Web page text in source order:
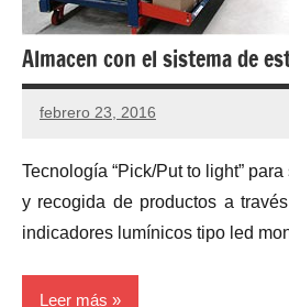
Almacen con el sistema de
febrero 23, 2016
Tecnología “Pick/Put to light”
y recogida de productos a
indicadores lumínicos tipo led
Leer más